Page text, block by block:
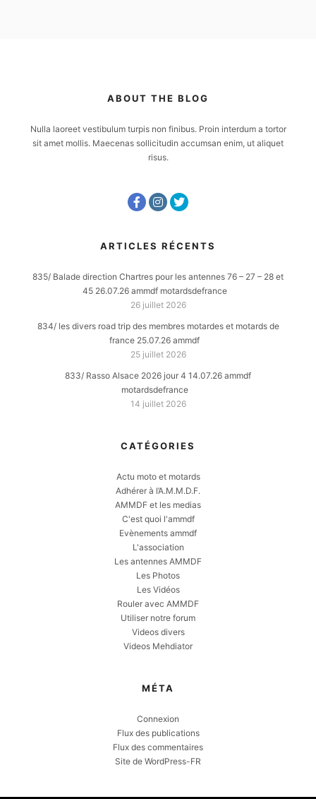
ABOUT THE BLOG
Nulla laoreet vestibulum turpis non finibus. Proin interdum a tortor
sit amet mollis. Maecenas sollicitudin accumsan enim, ut aliquet
risus.
ARTICLES RÉCENTS
835/ Balade direction Chartres pour les antennes 76 – 27 – 28 et
45 26.07.26 ammdf motardsdefrance
26 juillet 2026
834/ les divers road trip des membres motardes et motards de
france 25.07.26 ammdf
25 juillet 2026
833/ Rasso Alsace 2026 jour 4 14.07.26 ammdf
motardsdefrance
14 juillet 2026
CATÉGORIES
Actu moto et motards
Adhérer à l’A.M.M.D.F.
AMMDF et les medias
C'est quoi l'ammdf
Evènements ammdf
L'association
Les antennes AMMDF
Les Photos
Les Vidéos
Rouler avec AMMDF
Utiliser notre forum
Videos divers
Videos Mehdiator
MÉTA
Connexion
Flux des publications
Flux des commentaires
Site de WordPress-FR